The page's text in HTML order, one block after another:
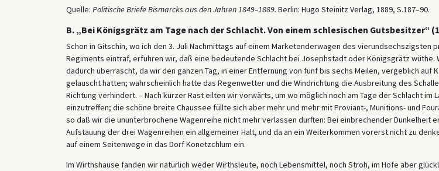
Quelle: Politische Briefe Bismarcks aus den Jahren 1849–1889. Berlin: Hugo Steinitz Verlag, 1889, S.187–90.
B. „Bei Königsgrätz am Tage nach der Schlacht. Von einem schlesischen Gutsbesitzer“
Schon in Gitschin, wo ich den 3. Juli Nachmittags auf einem Marketenderwagen des vierundsechszigsten
Regiments eintraf, erfuhren wir, daß eine bedeutende Schlacht bei Josephstadt oder Königsgrätz wüthe.
dadurch überrascht, da wir den ganzen Tag, in einer Entfernung von fünf bis sechs Meilen, vergeblich auf
gelauscht hatten; wahrscheinlich hatte das Regenwetter und die Windrichtung die Ausbreitung des
Richtung verhindert. – Nach kurzer Rast eilten wir vorwärts, um wo möglich noch am Tage der Schlacht im
einzutreffen; die schöne breite Chaussee füllte sich aber mehr und mehr mit Proviant-, Munitions- und
so daß wir die ununterbrochene Wagenreihe nicht mehr verlassen durften: Bei einbrechender Dunkelheit
Aufstauung der drei Wagenreihen ein allgemeiner Halt, und da an ein Weiterkommen vorerst nicht zu
auf einem Seitenwege in das Dorf Konetzchlum ein.
Im Wirthshause fanden wir natürlich weder Wirthsleute, noch Lebensmittel, noch Stroh, im Hofe aber